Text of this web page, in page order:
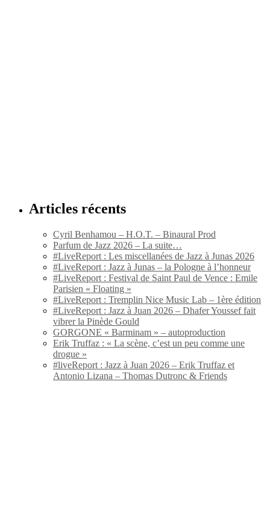
Articles récents
Cyril Benhamou – H.O.T. – Binaural Prod
Parfum de Jazz 2026 – La suite…
#LiveReport : Les miscellanées de Jazz à Junas 2026
#LiveReport : Jazz à Junas – la Pologne à l’honneur
#LiveReport : Festival de Saint Paul de Vence : Emile
Parisien « Floating »
#LiveReport : Tremplin Nice Music Lab – 1ère édition
#LiveReport : Jazz à Juan 2026 – Dhafer Youssef fait
vibrer la Pinède Gould
GORGONE « Barminam » – autoproduction
Erik Truffaz : « La scène, c’est un peu comme une
drogue »
#liveReport : Jazz à Juan 2026 – Erik Truffaz et
Antonio Lizana – Thomas Dutronc & Friends